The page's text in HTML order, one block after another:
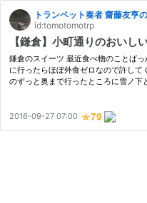
トランペット奏者 齋藤友亨
id:tomotomotrp
【鎌倉】小町通りのおいし
鎌倉のスイーツ 最近食べ物のことば
に行ったらほぼ外食ゼロなので許して
のずっと奥まで行ったところに雪ノ下
も…
2016-09-27 07:00